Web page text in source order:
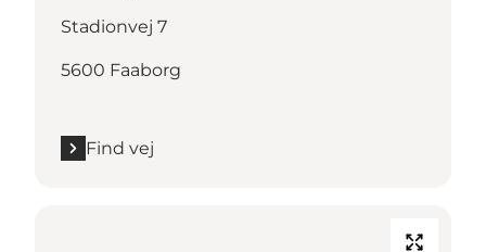
Stadionvej 7
5600 Faaborg
Find vej